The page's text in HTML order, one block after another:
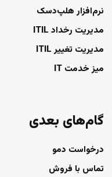
نرم‌افزار هلپ‌دسک
مدیریت رخداد ITIL
مدیریت تغییر ITIL
میز خدمت IT
گام‌های بعدی
درخواست دمو
تماس با فروش